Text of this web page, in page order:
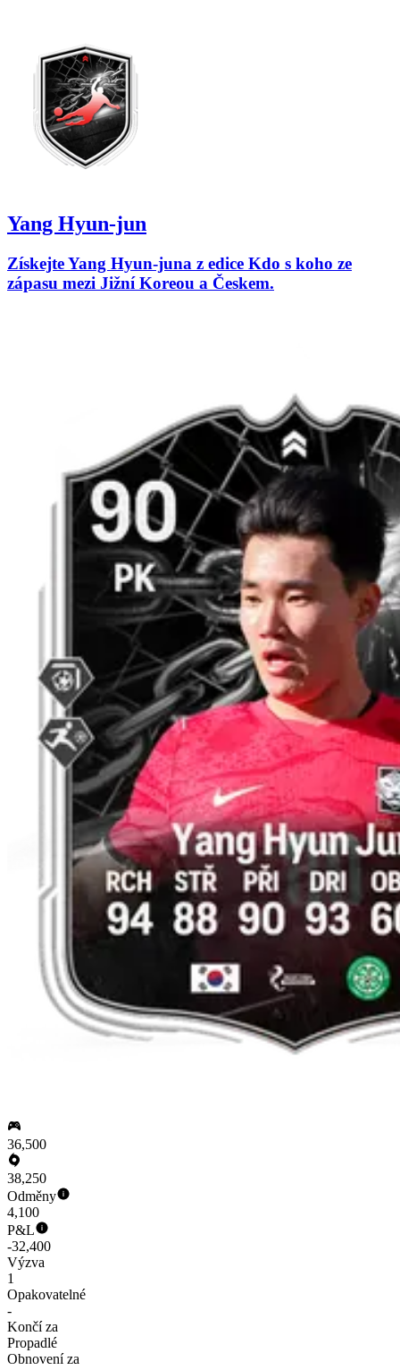
Yang Hyun-jun
Získejte Yang Hyun-juna z edice Kdo s koho ze
zápasu mezi Jižní Koreou a Českem.
36,500
38,250
Odměny
4,100
P&L
-32,400
Výzva
1
Opakovatelné
-
Končí za
Propadlé
Obnovení za